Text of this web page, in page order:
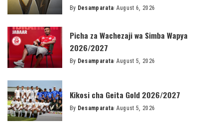
Posted
By Desamparata August 6, 2026
Picha za Wachezaji wa Simba Wapya
2026/2027
Posted
By Desamparata August 5, 2026
Kikosi cha Geita Gold 2026/2027
Posted
By Desamparata August 5, 2026